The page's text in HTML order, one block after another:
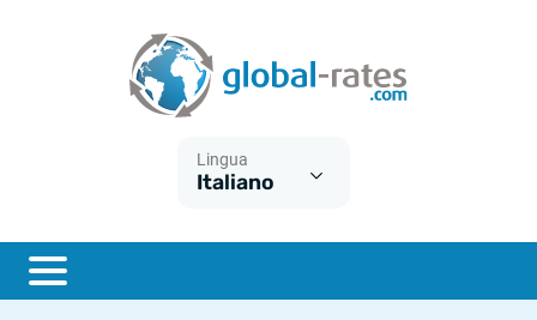
Lingua
Italiano
ESTER
Cos'è l'inflazione CPI?
Cos'è l'inflazione HICP?
Inflazione Italia
Tassi storici Euribor
Tassi storici di SONIA
Calcolatore dell’inflazione